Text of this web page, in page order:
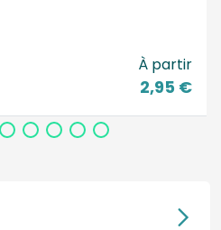
À partir
2,95 €